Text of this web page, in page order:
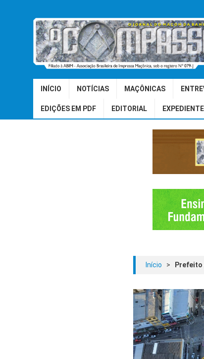
INÍCIO NOTÍCIAS MAÇÔNICAS
EDIÇÕES EM PDF EDITORIAL EXPEDIENTE
Início > Prefeito